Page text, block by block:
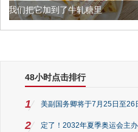
里 被列入佛家七宝的
48小时点击排行
1 美副国务卿将于7月25日至26
2 定了！2032年夏季奥运会主